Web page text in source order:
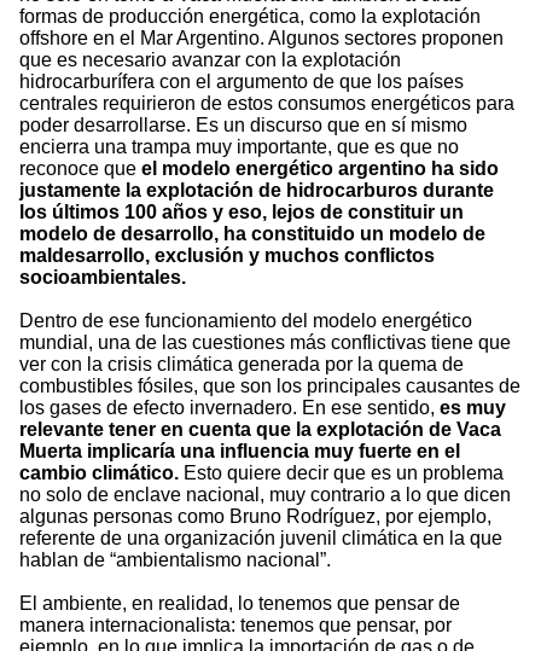
formas de producción energética, como la explotación
offshore en el Mar Argentino. Algunos sectores proponen
que es necesario avanzar con la explotación
hidrocarburífera con el argumento de que los países
centrales requirieron de estos consumos energéticos para
poder desarrollarse. Es un discurso que en sí mismo
encierra una trampa muy importante, que es que no
reconoce que el modelo energético argentino ha sido
justamente la explotación de hidrocarburos durante
los últimos 100 años y eso, lejos de constituir un
modelo de desarrollo, ha constituido un modelo de
maldesarrollo, exclusión y muchos conflictos
socioambientales.
Dentro de ese funcionamiento del modelo energético
mundial, una de las cuestiones más conflictivas tiene que
ver con la crisis climática generada por la quema de
combustibles fósiles, que son los principales causantes de
los gases de efecto invernadero. En ese sentido, es muy
relevante tener en cuenta que la explotación de Vaca
Muerta implicaría una influencia muy fuerte en el
cambio climático. Esto quiere decir que es un problema
no solo de enclave nacional, muy contrario a lo que dicen
algunas personas como Bruno Rodríguez, por ejemplo,
referente de una organización juvenil climática en la que
hablan de “ambientalismo nacional”.
El ambiente, en realidad, lo tenemos que pensar de
manera internacionalista: tenemos que pensar, por